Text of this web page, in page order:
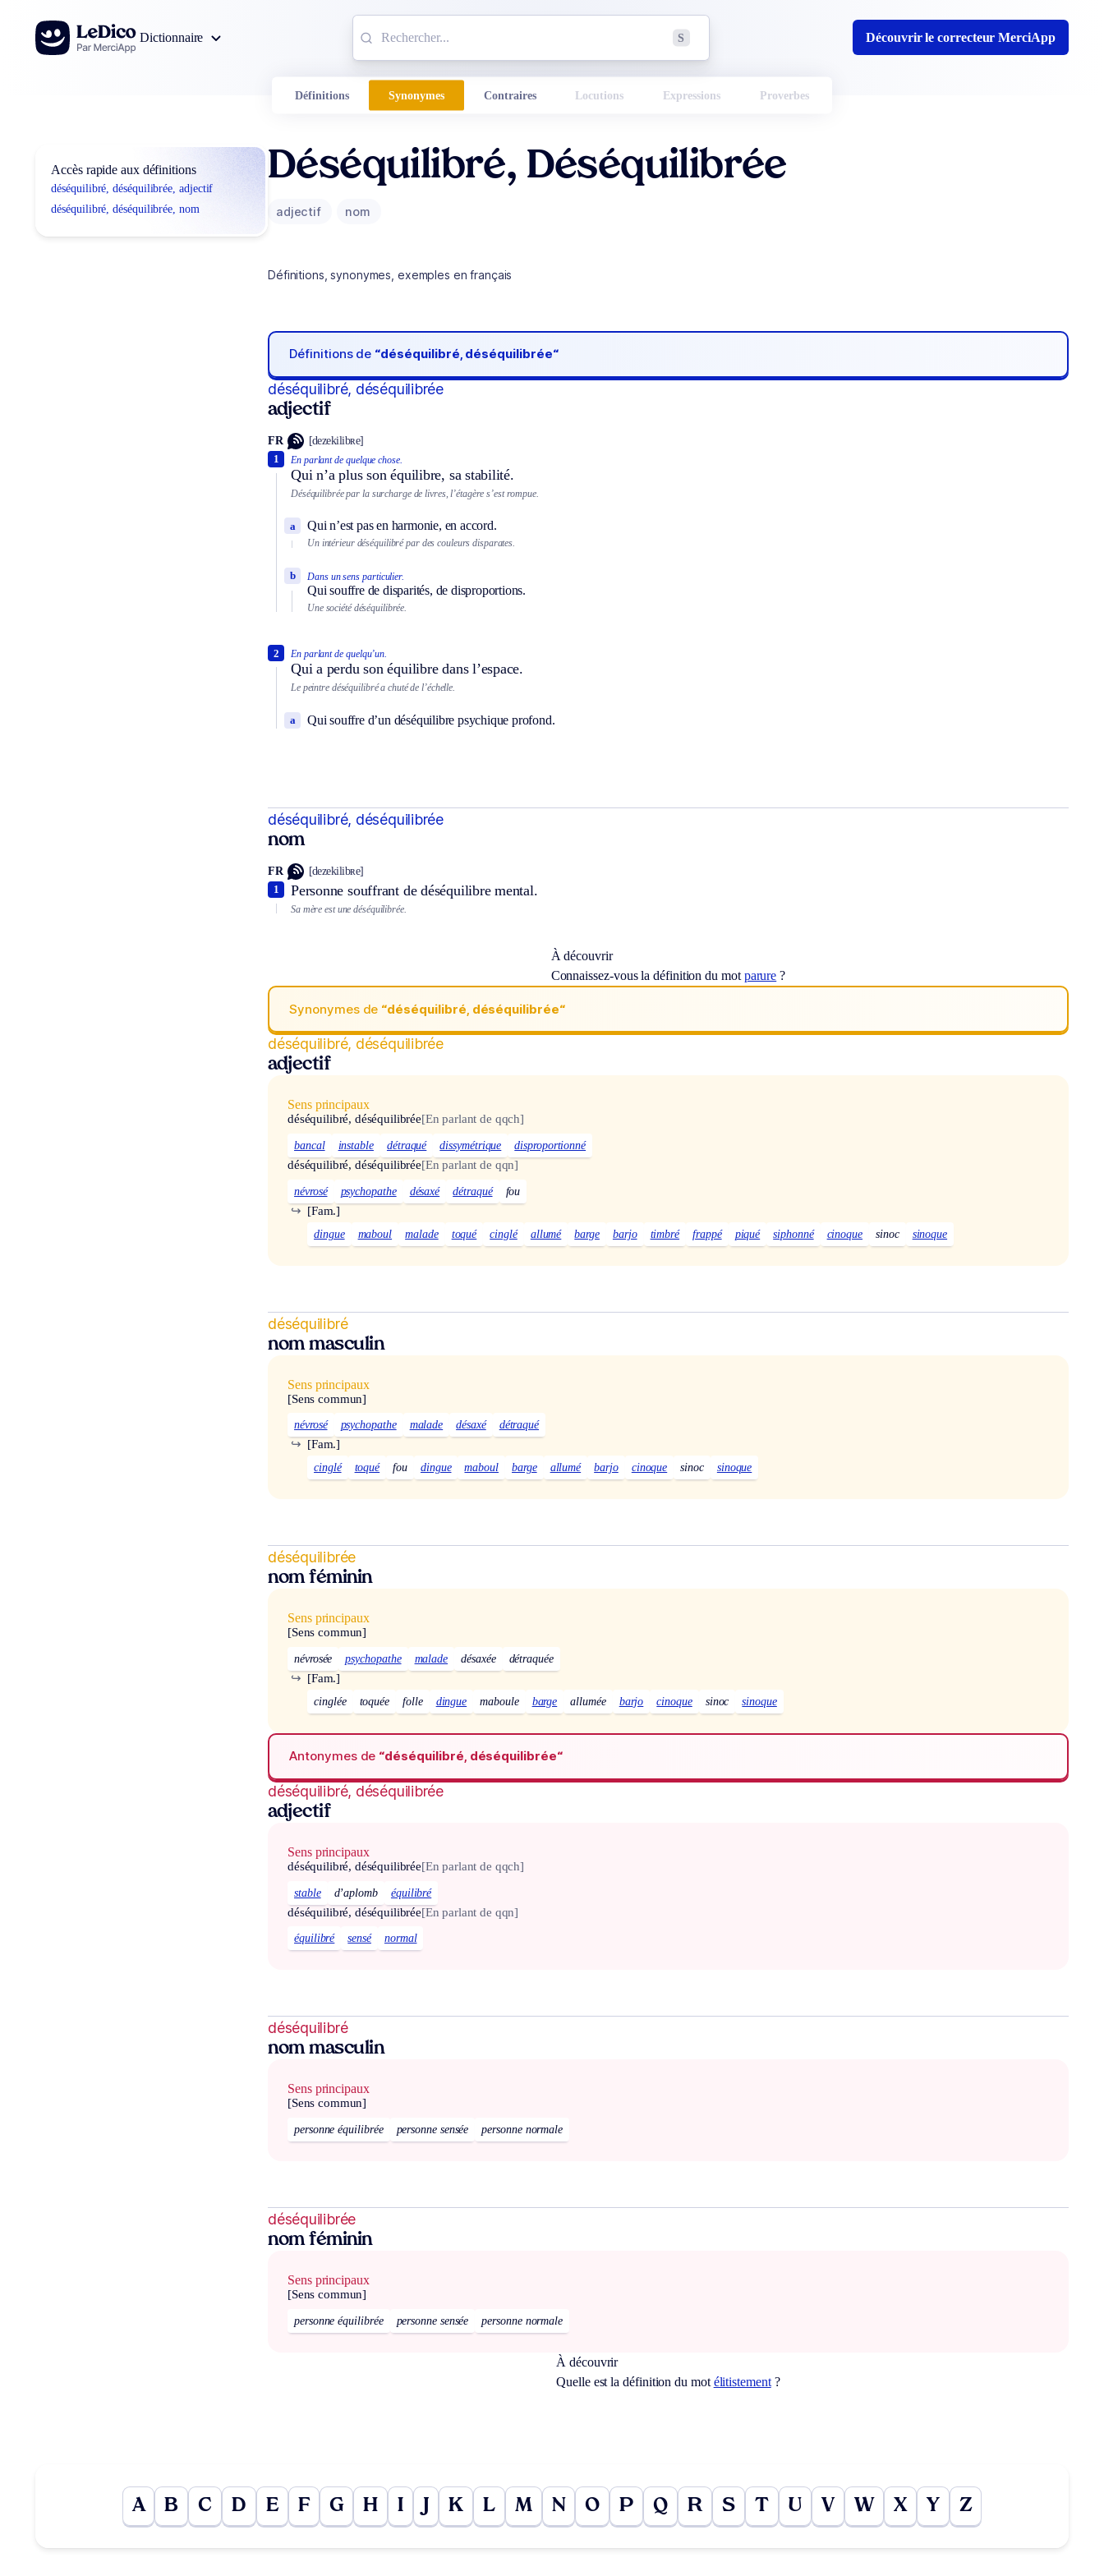
Aller au contenu
Dictionnaire
S Découvrir le correcteur MerciApp
Définitions Synonymes Contraires Locutions Expressions Proverbes
Accès rapide aux définitions
déséquilibré, déséquilibrée, adjectif
déséquilibré, déséquilibrée, nom
Déséquilibré, Déséquilibrée
adjectif nom
Définitions, synonymes, exemples en français
Définitions de “déséquilibré, déséquilibrée“
déséquilibré, déséquilibrée
adjectif
FR [dezekilibʀe]
En parlant de quelque chose.
Qui n’a plus son équilibre, sa stabilité.
1
Déséquilibrée par la surcharge de livres, l’étagère s’est rompue.
Qui n’est pas en harmonie, en accord.
a
Un intérieur déséquilibré par des couleurs disparates.
Dans un sens particulier.
Qui souffre de disparités, de disproportions.
b
Une société déséquilibrée.
En parlant de quelqu’un.
Qui a perdu son équilibre dans l’espace.
2
Le peintre déséquilibré a chuté de l’échelle.
Qui souffre d’un déséquilibre psychique profond.
a
déséquilibré, déséquilibrée
nom
FR [dezekilibʀe]
Personne souffrant de déséquilibre mental.
1
Sa mère est une déséquilibrée.
À découvrir
Connaissez-vous la définition du mot parure ?
Synonymes de “déséquilibré, déséquilibrée“
déséquilibré, déséquilibrée
adjectif
Sens principaux
déséquilibré, déséquilibrée[En parlant de qqch]
bancal instable détraqué dissymétrique disproportionné
déséquilibré, déséquilibrée[En parlant de qqn]
névrosé psychopathe désaxé détraqué fou
[Fam.]
↪
dingue maboul malade toqué cinglé allumé barge barjo timbré frappé piqué siphonné cinoque sinoc sinoque
déséquilibré
nom masculin
Sens principaux
[Sens commun]
névrosé psychopathe malade désaxé détraqué
[Fam.]
↪
cinglé toqué fou dingue maboul barge allumé barjo cinoque sinoc sinoque
déséquilibrée
nom féminin
Sens principaux
[Sens commun]
névrosée psychopathe malade désaxée détraquée
[Fam.]
↪
cinglée toquée folle dingue maboule barge allumée barjo cinoque sinoc sinoque
Antonymes de “déséquilibré, déséquilibrée“
déséquilibré, déséquilibrée
adjectif
Sens principaux
déséquilibré, déséquilibrée[En parlant de qqch]
stable d’aplomb équilibré
déséquilibré, déséquilibrée[En parlant de qqn]
équilibré sensé normal
déséquilibré
nom masculin
Sens principaux
[Sens commun]
personne équilibrée personne sensée personne normale
déséquilibrée
nom féminin
Sens principaux
[Sens commun]
personne équilibrée personne sensée personne normale
À découvrir
Quelle est la définition du mot élitistement?
A B C D E F G H I J K L M N O P Q R S T U V W X Y Z